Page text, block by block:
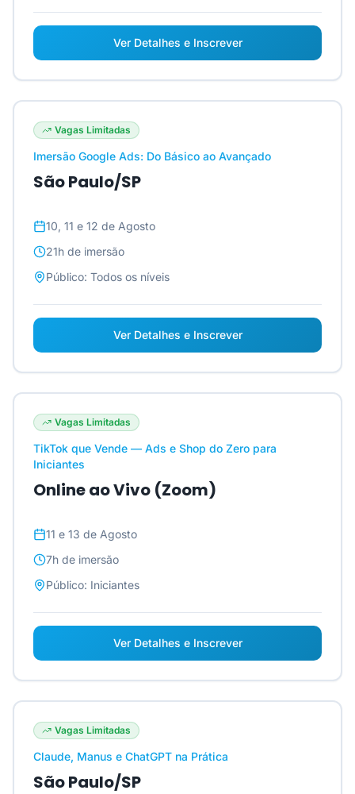
Ver Detalhes e Inscrever
Vagas Limitadas
Imersão Google Ads: Do Básico ao Avançado
São Paulo/SP
10, 11 e 12 de Agosto
21h de imersão
Público: Todos os níveis
Ver Detalhes e Inscrever
Vagas Limitadas
TikTok que Vende — Ads e Shop do Zero para
Iniciantes
Online ao Vivo (Zoom)
11 e 13 de Agosto
7h de imersão
Público: Iniciantes
Ver Detalhes e Inscrever
Vagas Limitadas
Claude, Manus e ChatGPT na Prática
São Paulo/SP